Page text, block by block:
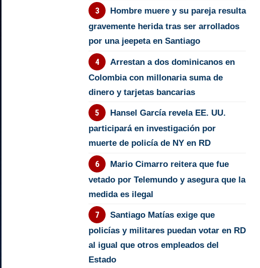
Hombre muere y su pareja resulta
gravemente herida tras ser arrollados
por una jeepeta en Santiago
Arrestan a dos dominicanos en
Colombia con millonaria suma de
dinero y tarjetas bancarias
Hansel García revela EE. UU.
participará en investigación por
muerte de policía de NY en RD
Mario Cimarro reitera que fue
vetado por Telemundo y asegura que la
medida es ilegal
Santiago Matías exige que
policías y militares puedan votar en RD
al igual que otros empleados del
Estado